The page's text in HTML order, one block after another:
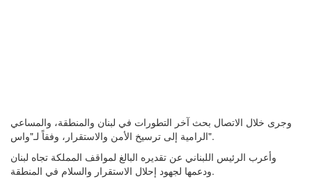
وجرى خلال الاتصال بحث آخر التطورات في لبنان والمنطقة، والمساعي
الرامية إلى ترسيخ الأمن والاستقرار، وفقاً لـ"واس".
وأعرب الرئيس اللبناني عن تقديره البالغ لمواقف المملكة تجاه لبنان
ودعمها لجهود إحلال الاستقرار والسلام في المنطقة.